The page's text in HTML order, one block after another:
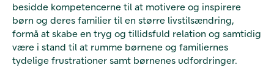
besidde kompetencerne til at motivere og inspirere
børn og deres familier til en større livstilsændring,
formå at skabe en tryg og tillidsfuld relation og samtidig
være i stand til at rumme børnene og familiernes
tydelige frustrationer samt børnenes udfordringer.